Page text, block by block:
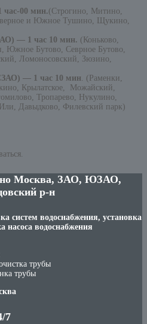
00 мин.(Строгино, Митино,
и Южное Тушино, Щукино,
— 1 час 10 мин. (Коньково,
Южное Бутово, Севрное Бутово,
Ломоносовский, Зюзино,
— 1 час 10 мин . (Раменки,
Крылатское, Можайский,
Тропарево, Нукулино,
Давыдково, Филевский парк)
Москва, ЗАО, ЮЗАО,
р-н
систем водоснабжения, установка
насоса водоснабжения
трубы
трубы
7